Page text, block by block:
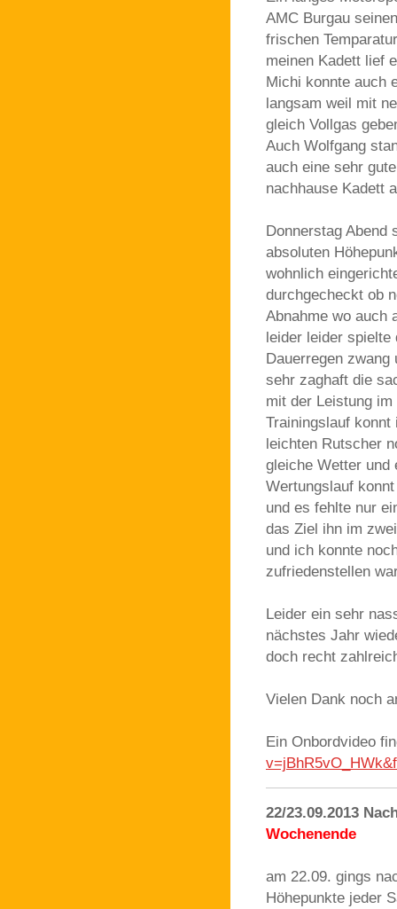
AMC Burgau
frischen
meinen Kadett lief
Michi konnte auch
langsam weil mit
gleich Vollgas
Auch Wolfgang
auch eine sehr
nachhause Kadett
Donnerstag Abend
absoluten
wohnlich
durchgecheckt ob
Abnahme wo auch
leider leider
Dauerregen
sehr zaghaft die
mit der Leistung
Trainingslauf
leichten Rutscher
gleiche Wetter und
Wertungslauf
und es fehlte nur
das Ziel ihn im
und ich konnte
zufriedenstellen
Leider ein sehr
nächstes Jahr
doch recht
Vielen Dank noch
Ein Onbordvideo
22/23.09.2013
Wochenende
am 22.09. gings
Höhepunkte jeder